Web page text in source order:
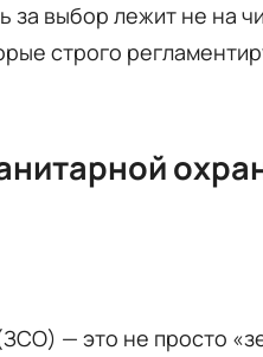
выбор лежит не на
строго
— это не просто